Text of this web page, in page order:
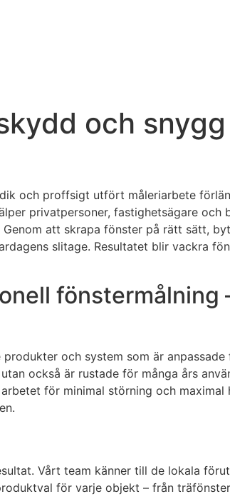
och
och proffsigt utfört måleriarbete
privatpersoner, fastighetsägare och
att skrapa fönster på rätt sätt,
slitage. Resultatet blir vackra
fönstermålning
och system som är
också är rustade för många års
för minimal störning och
Vårt team känner till de lokala
för varje objekt – från